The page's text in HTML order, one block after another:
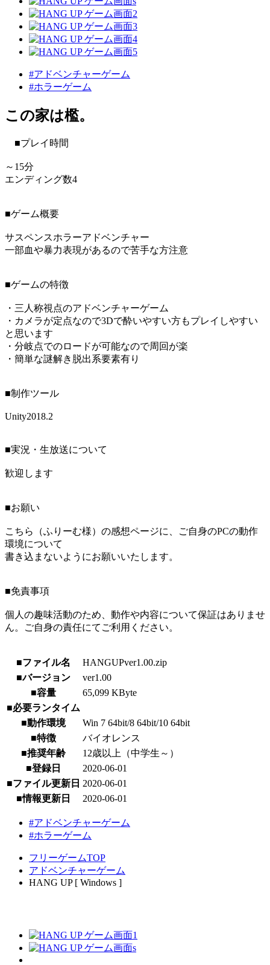
#アドベンチャーゲーム
#ホラーゲーム
この家は檻。
■プレイ時間
～15分
エンディング数4
■ゲーム概要
サスペンスホラーアドベンチャー
一部血や暴力表現があるので苦手な方注意
■ゲームの特徴
・三人称視点のアドベンチャーゲーム
・カメラが定点なので3Dで酔いやすい方もプレイしやすい
と思います
・分岐点でのロードが可能なので周回が楽
・簡単な謎解き脱出系要素有り
■制作ツール
Unity2018.2
■実況・生放送について
歓迎します
■お願い
こちら（ふりーむ様）の感想ページに、ご自身のPCの動作
環境について
書き込まないようにお願いいたします。
■免責事項
個人の趣味活動のため、動作や内容について保証はありませ
ん。ご自身の責任にてご利用ください。
■ファイル名
HANGUPver1.00.zip
■バージョン
ver1.00
■容量
65,099 KByte
■必要ランタイム
■動作環境
Win 7 64bit/8 64bit/10 64bit
■特徴
バイオレンス
■推奨年齢
12歳以上（中学生～）
■登録日
2020-06-01
■ファイル更新日 2020-06-01
■情報更新日
2020-06-01
#アドベンチャーゲーム
#ホラーゲーム
フリーゲームTOP
アドベンチャーゲーム
HANG UP [ Windows ]